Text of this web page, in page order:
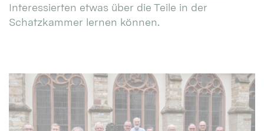
Interessierten etwas über die Teile in der
Schatzkammer lernen können.